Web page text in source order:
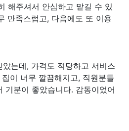
해주셔서 안심하고 맡길 수 있
만족스럽고, 다음에도 또 이용
는데, 가격도 적당하고 서비스
이 너무 깔끔해지고, 직원분들
기분이 좋았습니다. 감동이었어